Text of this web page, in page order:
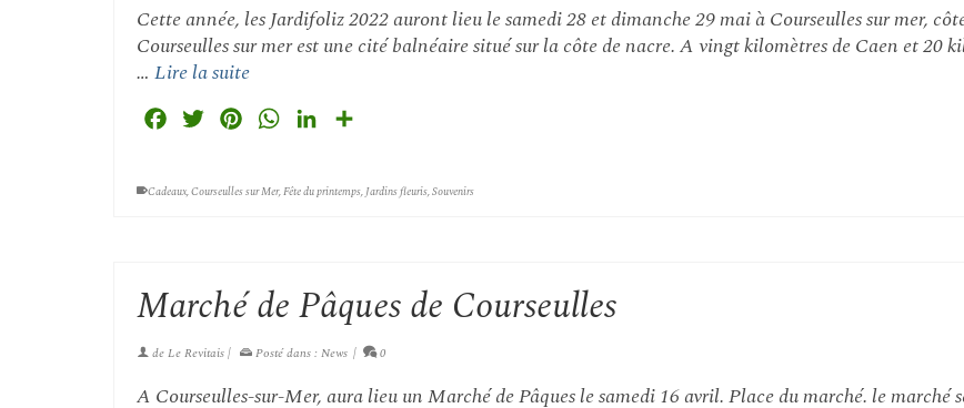
Cette année, les Jardifoliz 2022 auront lieu le samedi 28 et dimanche 29 mai à Courseulles sur mer,
Courseulles sur mer est une cité balnéaire situé sur la côte de nacre. A vingt kilomètres de Caen et 20
… Lire la suite
FacebookTwitterPinterestWhatsAppLinkedIn
Cadeaux,Courseulles sur Mer,Fête du printemps,Jardins fleuris,Souvenirs
Marché de Pâques de Courseulles
deLe Revitais| Posté dans : News | 0
A Courseulles-sur-Mer, aura lieu un Marché de Pâques le samedi 16 avril. Place du marché. le marché